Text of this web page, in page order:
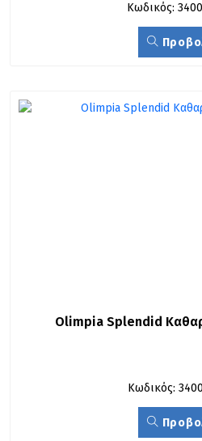
Κωδικός:
Olimpia Splendid
Κωδικός: